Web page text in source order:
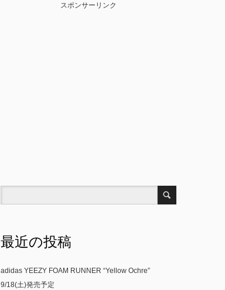
スポンサーリンク
最近の投稿
adidas YEEZY FOAM RUNNER “Yellow Ochre”
9/18(土)発売予定